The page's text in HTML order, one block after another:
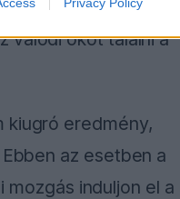
stabilabbnak
valódi okot találni a
kiugró eredmény,
az esetben a
induljon el a